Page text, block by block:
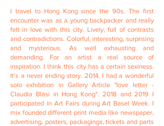
I travel to Hong Kong since the 90s. The first
encounter was as a young backpacker and really
felt in love with this city. Lively, full of contrasts
and contradictions. Colorful, interesting, surprising
and mysterious. As well exhausting and
demanding. For an artist a real source of
inspiration. I think this city has a certain sexiness.
It's a never ending story. 2014, I had a wonderful
solo exhibition in Gallery Article "love letter -
Claudia Bläsi in Hong Kong". 2018 and 2019 I
participated in Art Fairs during Art Basel Week. I
mix founded different print media like newspaper,
advertising, posters, packagings, tickets and parts